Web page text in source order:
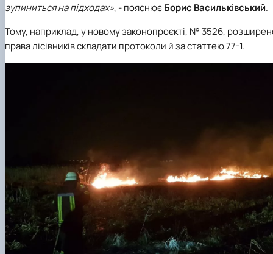
зупиниться на підходах», - пояснюєБорис Васильківський.
Тому, наприклад, у новому законопроєкті, № 3526,
права лісівників складати протоколи й за статтею 77-1.